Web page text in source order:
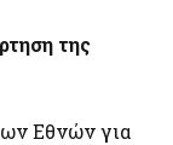
της
Εθνών για